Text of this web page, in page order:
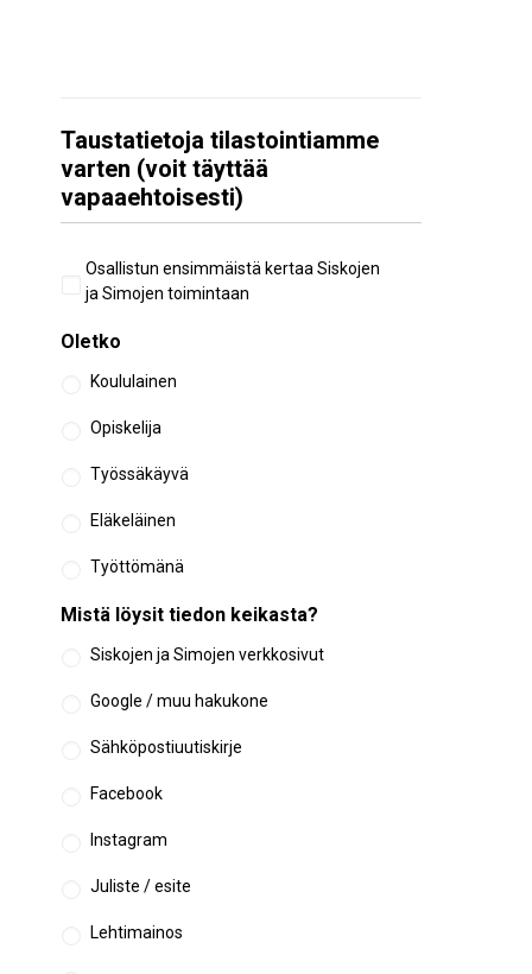
Taustatietoja tilastointiamme
varten (voit täyttää
vapaaehtoisesti)
Aiempi
osallistuminen
Osallistun ensimmäistä kertaa Siskojen
ja Simojen toimintaan
Oletko
Koululainen
Opiskelija
Työssäkäyvä
Eläkeläinen
Työttömänä
Mistä löysit tiedon keikasta?
Siskojen ja Simojen verkkosivut
Google / muu hakukone
Sähköpostiuutiskirje
Facebook
Instagram
Juliste / esite
Lehtimainos